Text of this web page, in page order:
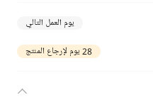
يوم العمل التالي
28 يوم لإرجاع المنتج